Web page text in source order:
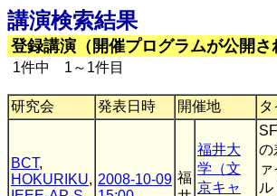
講演検索結果
登録講演（開催プログラムが公開さ
1件中 1～1件目
研究会 発表日時 開催地
BCT,
HOKURIKU, 2008-10-09 福
福井大
学（文
京キャ
の